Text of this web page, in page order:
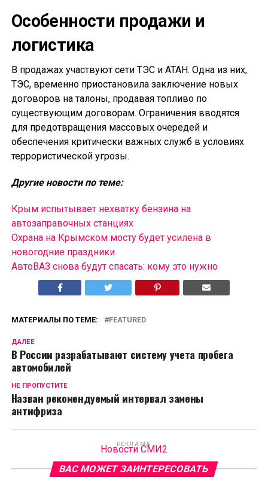
Особенности продажи и
логистика
В продажах участвуют сети ТЭС и АТАН. Одна из них,
ТЭС, временно приостановила заключение новых
договоров на талоны, продавая топливо по
существующим договорам. Ограничения вводятся
для предотвращения массовых очередей и
обеспечения критически важных служб в условиях
террористической угрозы.
Другие новости по теме:
Крым испытывает нехватку бензина на
автозаправочных станциях
Охрана на Крымском мосту будет усилена в
новогодние праздники
АвтоВАЗ снова будут спасать: кому это нужно
МАТЕРИАЛЫ ПО ТЕМЕ: FEATURED
ДАЛЕЕ
В России разрабатывают систему учета пробега
автомобилей
НЕ ПРОПУСТИТЕ
Назван рекомендуемый интервал замены
антифриза
РЕКЛАМА
Новости СМИ2
ВАС МОЖЕТ ЗАИНТЕРЕСОВАТЬ